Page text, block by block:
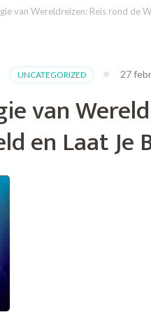
van Wereldreizen: Reis rond de
UNCATEGORIZED 27
van
en Laat Je